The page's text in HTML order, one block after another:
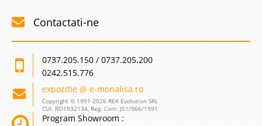
Contactati-ne
0737.205.150 / 0737.205.200
0242.515.776
expozitie @ e-monalisa.ro
Copyright © 1991-2026 REK Evolution SRL
CUI: RO1932134, Reg. Com. J51/966/1991
Program Showroom :